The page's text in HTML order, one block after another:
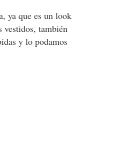
ya que es un look
vestidos, también
y lo podamos